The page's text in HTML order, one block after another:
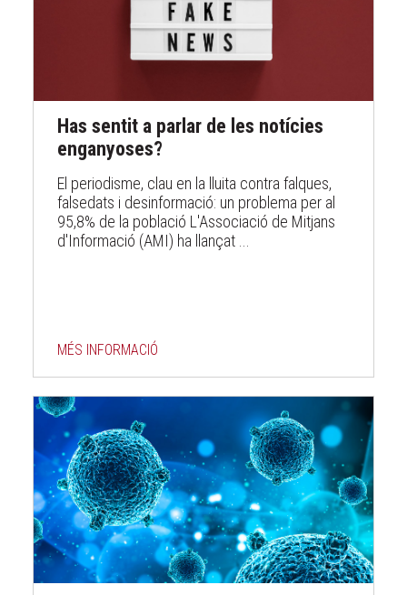
Has sentit a parlar de les notícies
enganyoses?
El periodisme, clau en la lluita contra falques,
falsedats i desinformació: un problema per al
95,8% de la població L'Associació de Mitjans
d'Informació (AMI) ha llançat ...
MÉS INFORMACIÓ